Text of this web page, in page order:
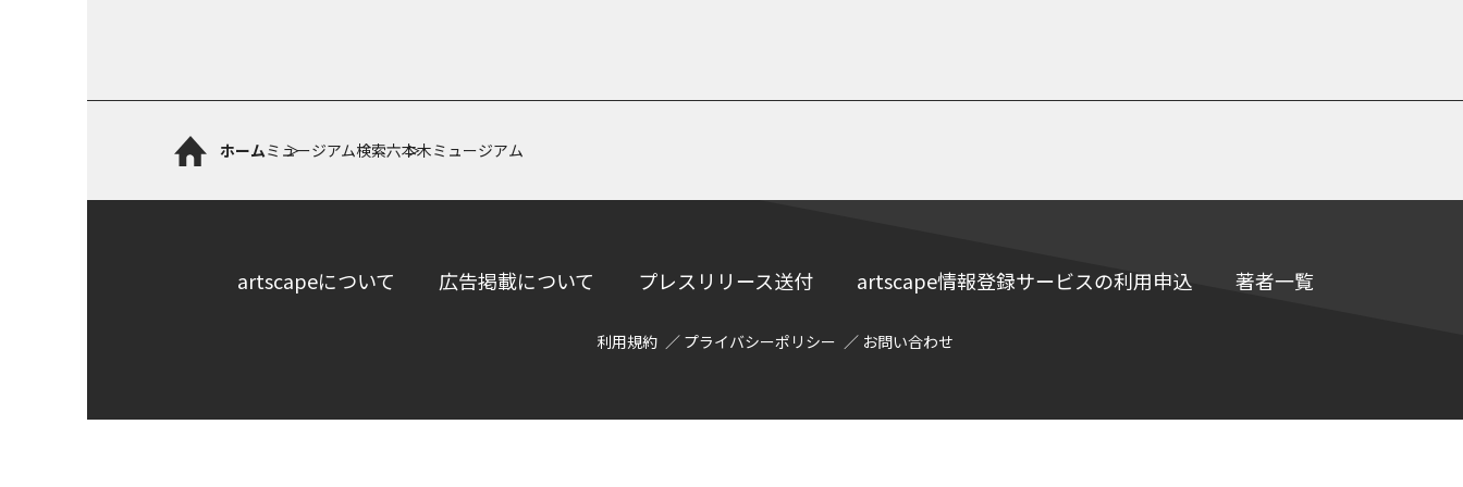
ホームミュージアム検索六本木ミュージアム
artscapeについて 広告掲載について プレスリリース送付 artscape情報登録サービスの利用申込 著者一覧
利用規約 プライバシーポリシー お問い合わせ